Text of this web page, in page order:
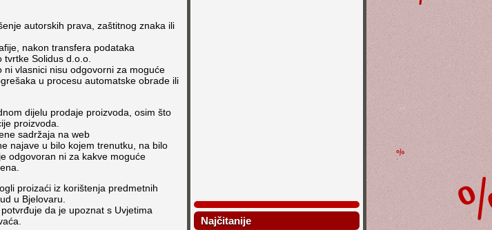
autorskih prava, zaštitnog znaka ili
nakon transfera podataka
tvrtke Solidus d.o.o.
vlasnici nisu odgovorni za moguće
u procesu automatske obrade ili
dijelu prodaje proizvoda, osim što
proizvoda.
sadržaja na web
najave u bilo kojem trenutku, na bilo
odgovoran ni za kakve moguće
proizaći iz korištenja predmetnih
u Bjelovaru.
da je upoznat s Uvjetima
Najčitanije